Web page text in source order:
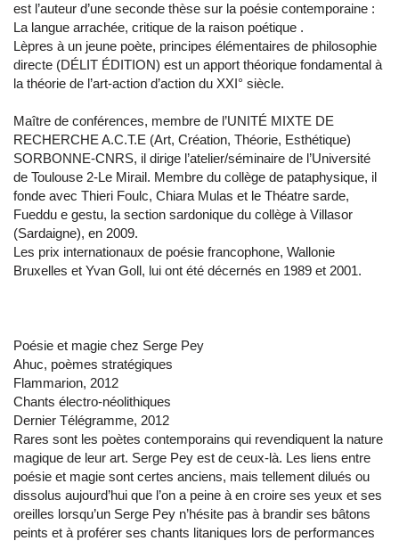
est l’auteur d’une seconde thèse sur la poésie contemporaine :
La langue arrachée, critique de la raison poétique .
Lèpres à un jeune poète, principes élémentaires de philosophie
directe (DÉLIT ÉDITION) est un apport théorique fondamental à
la théorie de l’art-action d’action du XXI° siècle.
Maître de conférences, membre de l’UNITÉ MIXTE DE
RECHERCHE A.C.T.E (Art, Création, Théorie, Esthétique)
SORBONNE-CNRS, il dirige l’atelier/séminaire de l’Université
de Toulouse 2-Le Mirail. Membre du collège de pataphysique, il
fonde avec Thieri Foulc, Chiara Mulas et le Théatre sarde,
Fueddu e gestu, la section sardonique du collège à Villasor
(Sardaigne), en 2009.
Les prix internationaux de poésie francophone, Wallonie
Bruxelles et Yvan Goll, lui ont été décernés en 1989 et 2001.
Poésie et magie chez Serge Pey
Ahuc, poèmes stratégiques
Flammarion, 2012
Chants électro-néolithiques
Dernier Télégramme, 2012
Rares sont les poètes contemporains qui revendiquent la nature
magique de leur art. Serge Pey est de ceux-là. Les liens entre
poésie et magie sont certes anciens, mais tellement dilués ou
dissolus aujourd’hui que l’on a peine à en croire ses yeux et ses
oreilles lorsqu’un Serge Pey n’hésite pas à brandir ses bâtons
peints et à proférer ses chants litaniques lors de performances